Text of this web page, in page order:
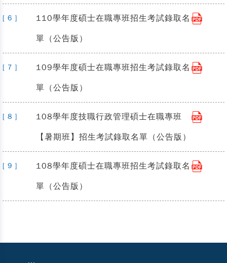
[ 6 ]
110學年度碩士在職專班招生考試錄取名
單（公告版）
[ 7 ]
109學年度碩士在職專班招生考試錄取名
單（公告版）
[ 8 ]
108學年度技職行政管理碩士在職專班
【暑期班】招生考試錄取名單（公告版）
[ 9 ]
108學年度碩士在職專班招生考試錄取名
單（公告版）